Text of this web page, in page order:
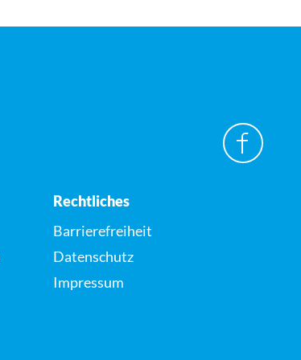
Rechtliches
Barrierefreiheit
Datenschutz
Impressum